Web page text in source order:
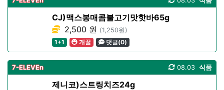
CJ)맥스봉매콤불고기맛핫바65g
2,500 원 (1,250원)
1+1
개꿀 댓글(0)
7-ELEVEn 식품
08.03
제니코)스트링치즈24g